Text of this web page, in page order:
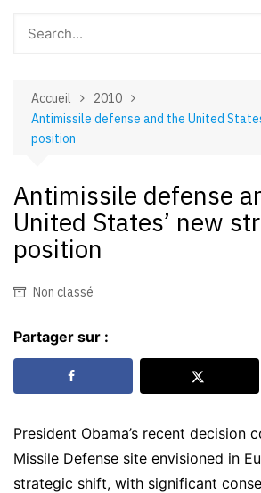
Accueil
2010
Antimissile defense and the United
position
Antimissile defense
United States’ new
position
Non classé
Partager sur :
President Obama’s recent decision
Missile Defense site envisioned in
strategic shift, with significant